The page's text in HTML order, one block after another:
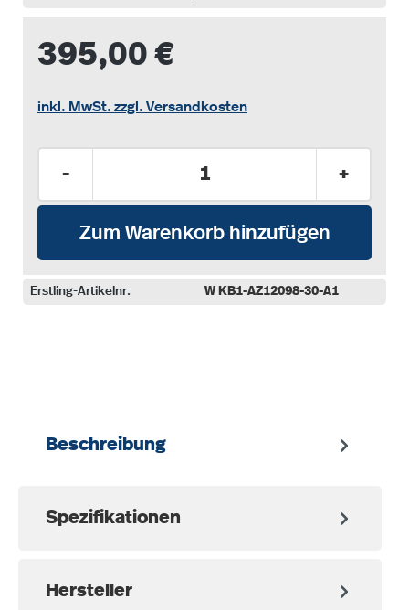
395,00 €
inkl. MwSt. zzgl. Versandkosten
- +
Zum Warenkorb hinzufügen
Erstling-Artikelnr. W KB1-AZ12098-30-A1
Beschreibung
Spezifikationen
Hersteller